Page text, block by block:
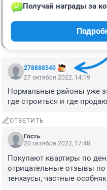
278888540
Получай награды за
27 октября 2022, 14:19
Нормальные районы уже
где строиться и где
ОТВЕТИТЬ
Гость
20 октября 2022, 17:48
Покупают квартиры по
отрицательные отзывы
тенхаусы, частные